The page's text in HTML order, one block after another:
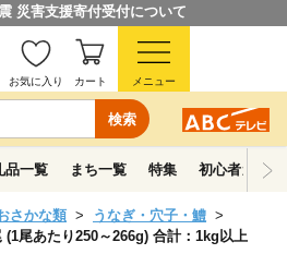
災害支援寄付受付について
検索
お気に入り カート メニュー
品一覧 まち一覧 特集 初心者ガイド
さかな類
うなぎ・穴子・鱧
尾あたり250～266g) 合計：1kg以上